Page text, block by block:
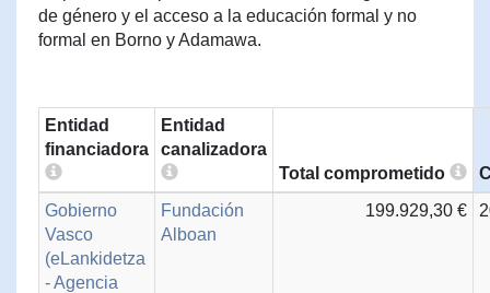
de género y el acceso a la educación formal y no
formal en Borno y Adamawa.
Entidad
financiadora
Entidad
canalizadora
Total comprometido
Gobierno
Vasco
(eLankidetza
- Agencia
Fundación
Alboan
199.929,30 €